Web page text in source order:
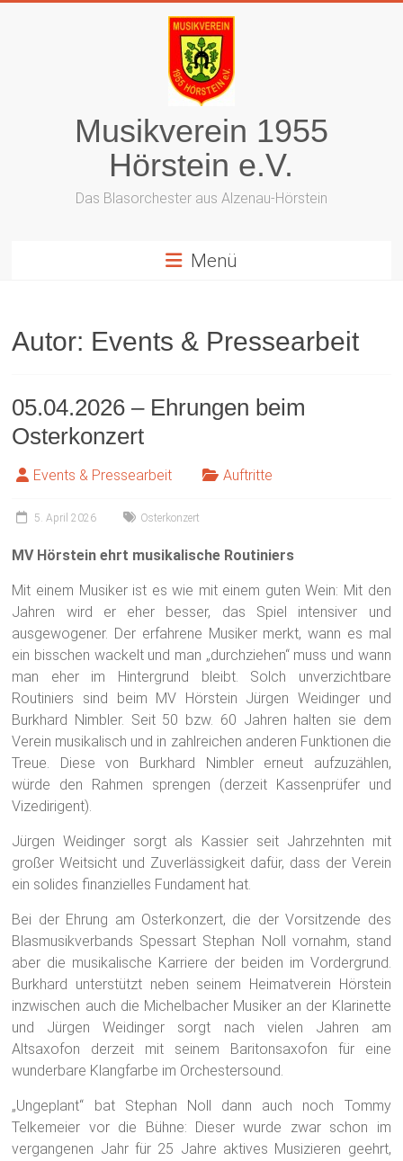
Musikverein 1955
Hörstein e.V.
Das Blasorchester aus Alzenau-Hörstein
Menü
Autor: Events & Pressearbeit
05.04.2026 – Ehrungen beim
Osterkonzert
Events & Pressearbeit Auftritte
5. April 2026 Osterkonzert
MV Hörstein ehrt musikalische Routiniers
Mit einem Musiker ist es wie mit einem guten Wein: Mit den
Jahren wird er eher besser, das Spiel intensiver und
ausgewogener. Der erfahrene Musiker merkt, wann es mal
ein bisschen wackelt und man „durchziehen“ muss und wann
man eher im Hintergrund bleibt. Solch unverzichtbare
Routiniers sind beim MV Hörstein Jürgen Weidinger und
Burkhard Nimbler. Seit 50 bzw. 60 Jahren halten sie dem
Verein musikalisch und in zahlreichen anderen Funktionen die
Treue. Diese von Burkhard Nimbler erneut aufzuzählen,
würde den Rahmen sprengen (derzeit Kassenprüfer und
Vizedirigent).
Jürgen Weidinger sorgt als Kassier seit Jahrzehnten mit
großer Weitsicht und Zuverlässigkeit dafür, dass der Verein
ein solides finanzielles Fundament hat.
Bei der Ehrung am Osterkonzert, die der Vorsitzende des
Blasmusikverbands Spessart Stephan Noll vornahm, stand
aber die musikalische Karriere der beiden im Vordergrund.
Burkhard unterstützt neben seinem Heimatverein Hörstein
inzwischen auch die Michelbacher Musiker an der Klarinette
und Jürgen Weidinger sorgt nach vielen Jahren am
Altsaxofon derzeit mit seinem Baritonsaxofon für eine
wunderbare Klangfarbe im Orchestersound.
„Ungeplant“ bat Stephan Noll dann auch noch Tommy
Telkemeier vor die Bühne: Dieser wurde zwar schon im
vergangenen Jahr für 25 Jahre aktives Musizieren geehrt,